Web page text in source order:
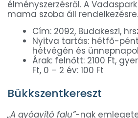
élményszerzésről. A
mama szoba áll rendelkezésre.
Cím: 2092, Budakeszi,
Nyitva tartás: hétfő-
hétvégén és
Árak: felnőtt: 2100 Ft,
Ft, 0 – 2 év: 100 Ft
Bükkszentkereszt
„A gyógyító falu”-nak